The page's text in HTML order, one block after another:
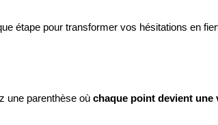
étape pour transformer vos hésitations en
une parenthèse où chaque point devient une